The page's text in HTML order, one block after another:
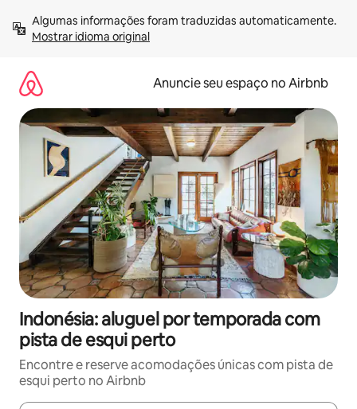
para
Mostrar idioma original
Anuncie seu espaço no Airbnb
Indonésia: aluguel por temporada com
pista de esqui perto
Encontre e reserve acomodações únicas com pista de
esqui perto no Airbnb